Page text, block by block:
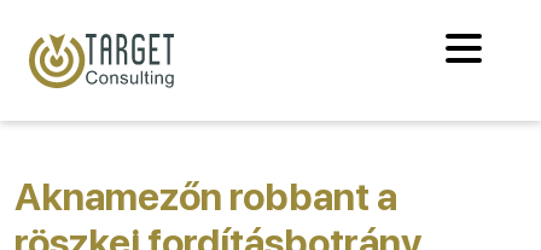
Aknamezőn robbant a